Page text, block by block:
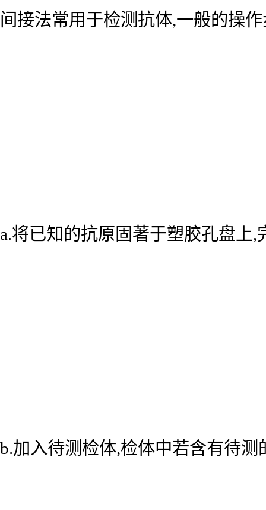
间接法常用于检测抗体,一般的操
a.将已知的抗原固著于塑胶孔盘上
b.加入待测检体,检体中若含有待